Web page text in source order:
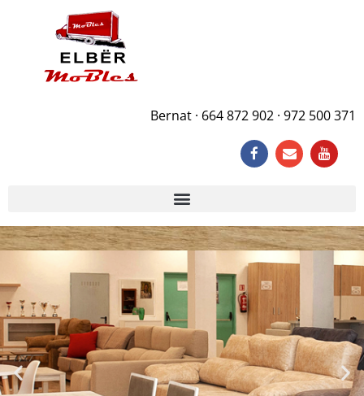
Bernat · 664 872 902 · 972 500 371